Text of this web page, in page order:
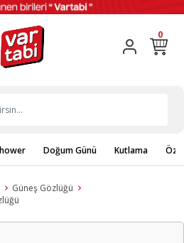
0
Doğum Günü Kutlama
Güneş Gözlüğü